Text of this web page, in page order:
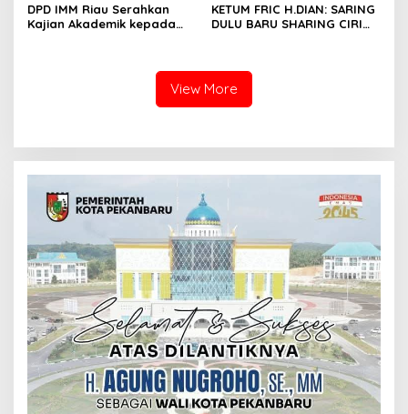
DPD IMM Riau Serahkan
Kajian Akademik kepada
KETUM FRIC H.DIAN: SARING
DULU BARU SHARING CIRI
View More